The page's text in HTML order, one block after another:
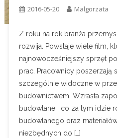
2016-05-20 Malgorzata
Z roku na rok branża
rozwija. Powstaje wiele film,
najnowocześniejszy sprzęt
prac. Pracownicy poszerzają
szczególnie widoczne w
budownictwem. Wzrasta
budowlane i co za tym idzie
budowlanego oraz
niezbędnych do […]